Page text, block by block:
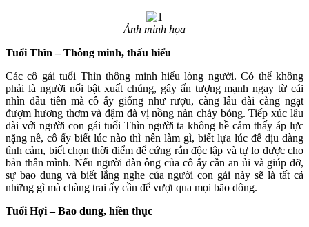
Ảnh minh họa
Tuổi Thìn – Thông minh, thấu hiểu
Các cô gái tuổi Thìn thông minh hiểu lòng người. Có thể không
phải là người nổi bật xuất chúng, gây ấn tượng mạnh ngay từ cái
nhìn đầu tiên mà cô ấy giống như rượu, càng lâu dài càng ngạt
đượm hương thơm và đậm đà vị nồng nàn cháy bỏng. Tiếp xúc lâu
dài với người con gái tuổi Thìn người ta không hề cảm thấy áp lực
nặng nề, cô ấy biết lúc nào thì nên làm gì, biết lựa lúc để dịu dàng
tình cảm, biết chọn thời điểm để cứng rắn độc lập và tự lo được cho
bản thân mình. Nếu người đàn ông của cô ấy cần an ủi và giúp đỡ,
sự bao dung và biết lắng nghe của người con gái này sẽ là tất cả
những gì mà chàng trai ấy cần để vượt qua mọi bão dông.
Tuổi Hợi – Bao dung, hiền thục